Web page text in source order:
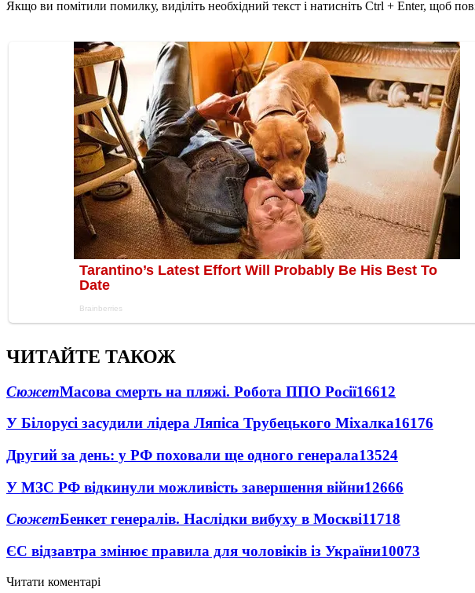
Якщо ви помітили помилку, виділіть необхідний текст і натисніть Ctrl + Enter, щоб
ЧИТАЙТЕ ТАКОЖ
СюжетМасова смерть на пляжі. Робота ППО Росії16612
У Білорусі засудили лідера Ляпіса Трубецького Міхалка16176
Другий за день: у РФ поховали ще одного генерала13524
У МЗС РФ відкинули можливість завершення війни12666
СюжетБенкет генералів. Наслідки вибуху в Москві11718
ЄС відзавтра змінює правила для чоловіків із України10073
Читати коментарі